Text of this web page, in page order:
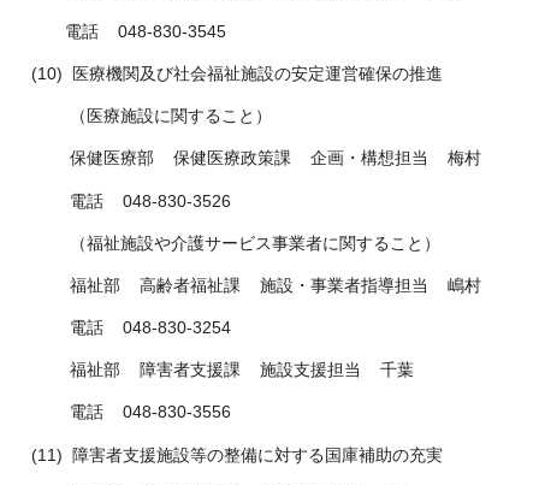
電話 048-830-3545
(10) 医療機関及び社会福祉施設の安定運営確保の推進
（医療施設に関すること）
保健医療部 保健医療政策課 企画・構想担当 梅村
電話 048-830-3526
（福祉施設や介護サービス事業者に関すること）
福祉部 高齢者福祉課 施設・事業者指導担当 嶋村
電話 048-830-3254
福祉部 障害者支援課 施設支援担当 千葉
電話 048-830-3556
(11) 障害者支援施設等の整備に対する国庫補助の充実